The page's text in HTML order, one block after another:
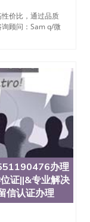
价比，通过品质
顾问：Sam q/微
办理
证||&专业解决
信认证办理